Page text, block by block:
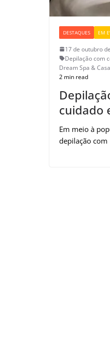
DESTAQUES EM
17 de outubro
Depilação com
Dream Spa &
2 min read
cuidado
Em meio à
depilação com